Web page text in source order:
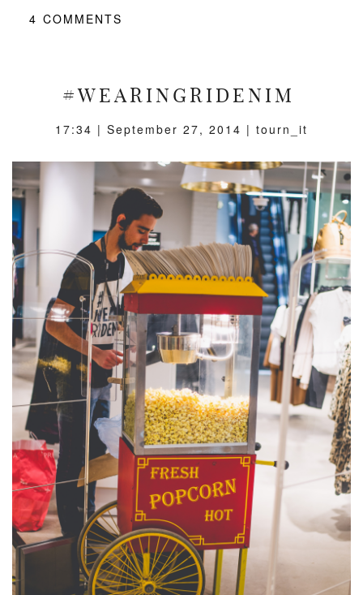
4 COMMENTS
#WEARINGRIDENIM
17:34 | September 27, 2014 | tourn_it